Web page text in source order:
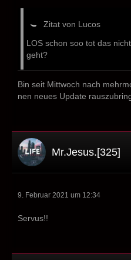
Zitat von Lucos
LOS schon soo tot das
geht?
Bin seit Mittwoch nach
nen neues Update
Mr.Jesus.[325]
9. Februar 2021 um 12:34
Servus!!